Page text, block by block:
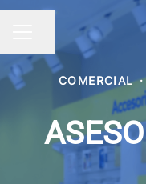
Menú de empleo
Compartir página
COMERCIAL ·